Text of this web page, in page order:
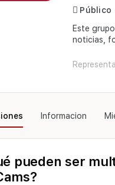
Público
Este
noticias,
Informacion
pueden ser